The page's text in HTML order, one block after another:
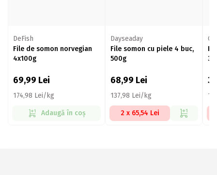
DeFish
File de somon norvegian
4x100g
69,99 Lei
174,98 Lei/kg
Adaugă în coș
Dayseaday
File somon cu piele 4 buc,
500g
68,99 Lei
137,98 Lei/kg
2 x 65,54 Lei